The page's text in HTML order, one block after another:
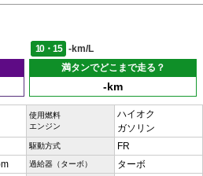
10・15
-km/L
満タンでどこまで走る？
-km
使用燃料
エンジン
ハイオク
ガソリン
駆動方式 FR
過給器（ターボ） ターボ